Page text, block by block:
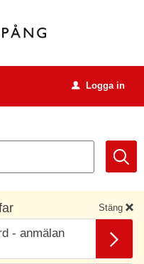
u Logga in
Stäng x
- anmälan